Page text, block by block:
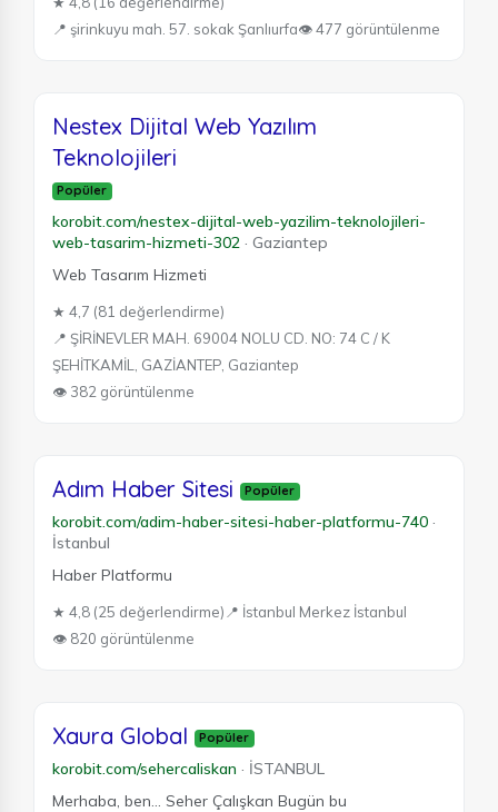
📍 şirinkuyu mah. 57. sokak Şanlıurfa👁 477 görüntülenme
Nestex Dijital Web Yazılım
Teknolojileri
Popüler
korobit.com/nestex-dijital-web-yazilim-teknolojileri-
web-tasarim-hizmeti-302 · Gaziantep
Web Tasarım Hizmeti
★ 4,7 (81 değerlendirme)
📍 ŞİRİNEVLER MAH. 69004 NOLU CD. NO: 74 C / K
ŞEHİTKAMİL, GAZİANTEP, Gaziantep
👁 382 görüntülenme
Adım Haber Sitesi Popüler
korobit.com/adim-haber-sitesi-haber-platformu-740 ·
İstanbul
Haber Platformu
★ 4,8 (25 değerlendirme) 📍 İstanbul Merkez İstanbul
👁 820 görüntülenme
Xaura Global Popüler
korobit.com/sehercaliskan · İSTANBUL
Merhaba, ben... Seher Çalışkan Bugün bu